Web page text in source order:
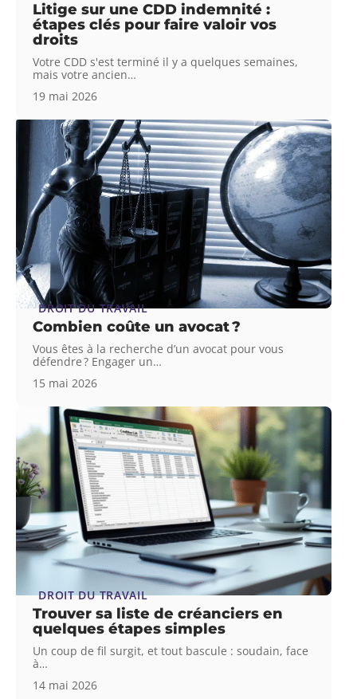
Litige sur une CDD indemnité :
étapes clés pour faire valoir vos
droits
Votre CDD s'est terminé il y a quelques semaines,
mais votre ancien…
19 mai 2026
DROIT DU TRAVAIL
Combien coûte un avocat ?
Vous êtes à la recherche d’un avocat pour vous
défendre ? Engager un…
15 mai 2026
DROIT DU TRAVAIL
Trouver sa liste de créanciers en
quelques étapes simples
Un coup de fil surgit, et tout bascule : soudain, face
à…
14 mai 2026